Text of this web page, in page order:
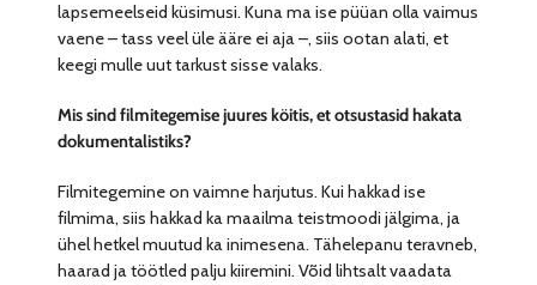
lapsemeelseid küsimusi. Kuna ma ise püüan olla vaimus
vaene – tass veel üle ääre ei aja –, siis ootan alati, et
keegi mulle uut tarkust sisse valaks.
Mis sind filmitegemise juures köitis, et otsustasid hakata
dokumentalistiks?
Filmitegemine on vaimne harjutus. Kui hakkad ise
filmima, siis hakkad ka maailma teistmoodi jälgima, ja
ühel hetkel muutud ka inimesena. Tähelepanu teravneb,
haarad ja töötled palju kiiremini. Võid lihtsalt vaadata